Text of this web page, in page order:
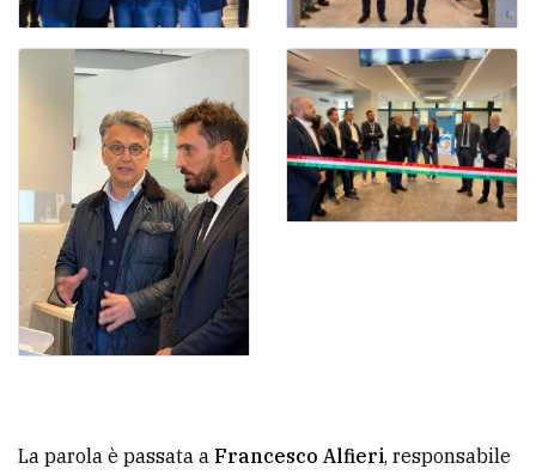
La parola è passata a Francesco Alfieri, responsabile